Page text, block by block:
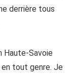
derrière tous
Haute-Savoie
tout genre. Je